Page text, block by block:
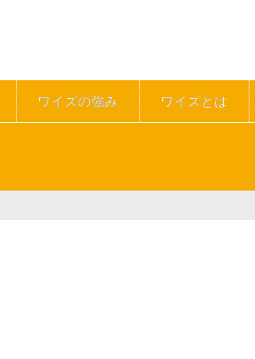
ワイズの強み ワイズとは